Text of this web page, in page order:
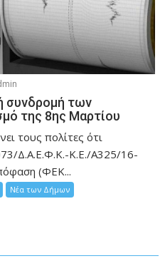
συνδρομή των
της 8ης Μαρτίου
τους πολίτες ότι
Δ.Α.Ε.Φ.Κ.-Κ.Ε./Α325/16-
(ΦΕΚ...
Νέα των Δήμων